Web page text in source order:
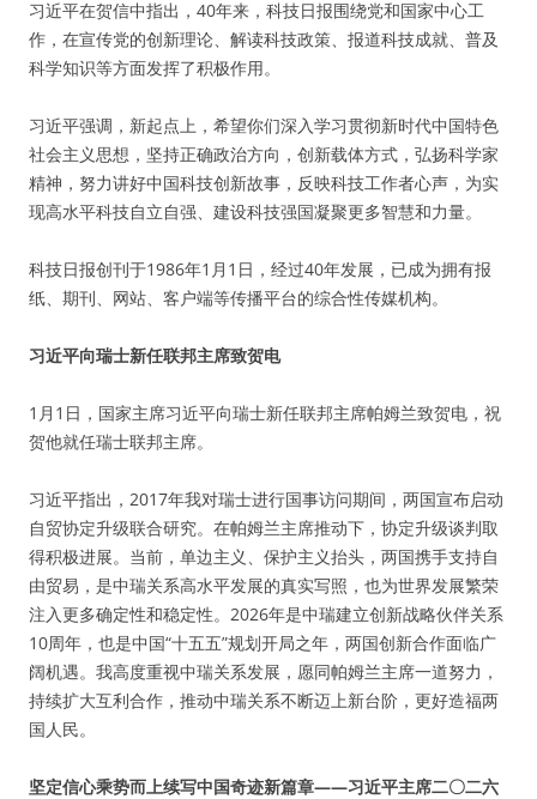
习近平在贺信中指出，40年来，科技日报围绕党和国家中心工
作，在宣传党的创新理论、解读科技政策、报道科技成就、普及
科学知识等方面发挥了积极作用。
习近平强调，新起点上，希望你们深入学习贯彻新时代中国特色
社会主义思想，坚持正确政治方向，创新载体方式，弘扬科学家
精神，努力讲好中国科技创新故事，反映科技工作者心声，为实
现高水平科技自立自强、建设科技强国凝聚更多智慧和力量。
科技日报创刊于1986年1月1日，经过40年发展，已成为拥有报
纸、期刊、网站、客户端等传播平台的综合性传媒机构。
习近平向瑞士新任联邦主席致贺电
1月1日，国家主席习近平向瑞士新任联邦主席帕姆兰致贺电，祝
贺他就任瑞士联邦主席。
习近平指出，2017年我对瑞士进行国事访问期间，两国宣布启动
自贸协定升级联合研究。在帕姆兰主席推动下，协定升级谈判取
得积极进展。当前，单边主义、保护主义抬头，两国携手支持自
由贸易，是中瑞关系高水平发展的真实写照，也为世界发展繁荣
注入更多确定性和稳定性。2026年是中瑞建立创新战略伙伴关系
10周年，也是中国“十五五”规划开局之年，两国创新合作面临广
阔机遇。我高度重视中瑞关系发展，愿同帕姆兰主席一道努力，
持续扩大互利合作，推动中瑞关系不断迈上新台阶，更好造福两
国人民。
坚定信心乘势而上续写中国奇迹新篇章——习近平主席二〇二六